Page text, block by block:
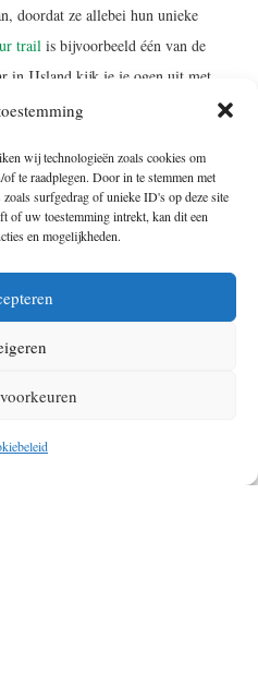
wij technologieën zoals cookies om
te raadplegen. Door in te stemmen met
surfgedrag of unieke ID's op deze site
of uw toestemming intrekt, kan dit een
en mogelijkheden.
doordat ze allebei hun unieke
trail is bijvoorbeeld één van de
in IJsland kijk je je ogen uit met
kun je de landen ook perfect
avonturier die op zoek is naar
dan ook zeker Groenland
van Groenland: met een
kilometer heeft Groenland zijn
gasten zijn er niet zoveel. Dus
dan zit je goed in Groenland.